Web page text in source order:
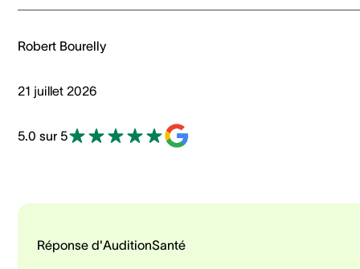
Robert Bourelly
21 juillet 2026
5.0 sur 5
Réponse d'AuditionSanté